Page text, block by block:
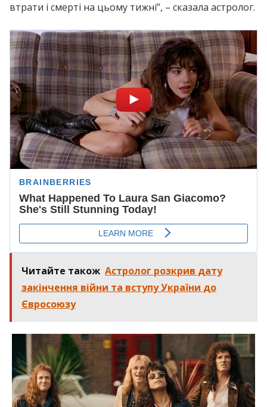
втрати і смерті на цьому тижні”, – сказала астролог.
Читайте також Астролог розкрив дату
закінчення війни та вступу України до
Євросоюзу